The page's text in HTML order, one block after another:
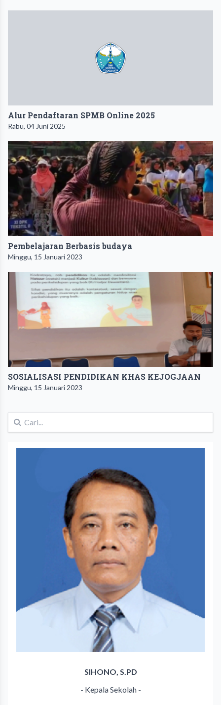
Alur Pendaftaran SPMB Online 2025
Rabu, 04 Juni 2025
Pembelajaran Berbasis budaya
Minggu, 15 Januari 2023
SOSIALISASI PENDIDIKAN KHAS KEJOGJAAN
Minggu, 15 Januari 2023
SIHONO, S.PD
- Kepala Sekolah -